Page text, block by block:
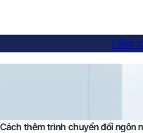
Làm
Cách thêm trình chuyển đổi ngôn